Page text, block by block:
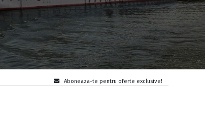
Aboneaza-te pentru oferte exclusive!